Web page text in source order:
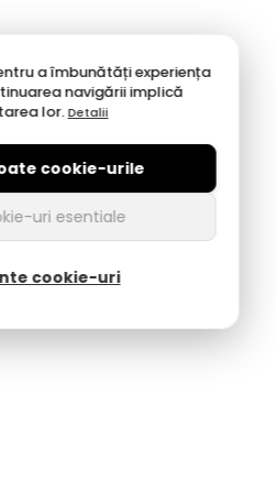
a îmbunătăți experiența
navigării implică
lor.Detalii
cookie-urile
uri esentiale
cookie-uri